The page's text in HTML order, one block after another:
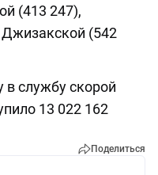
(413 247),
(542
в службу скорой
13 022 162
Поделиться